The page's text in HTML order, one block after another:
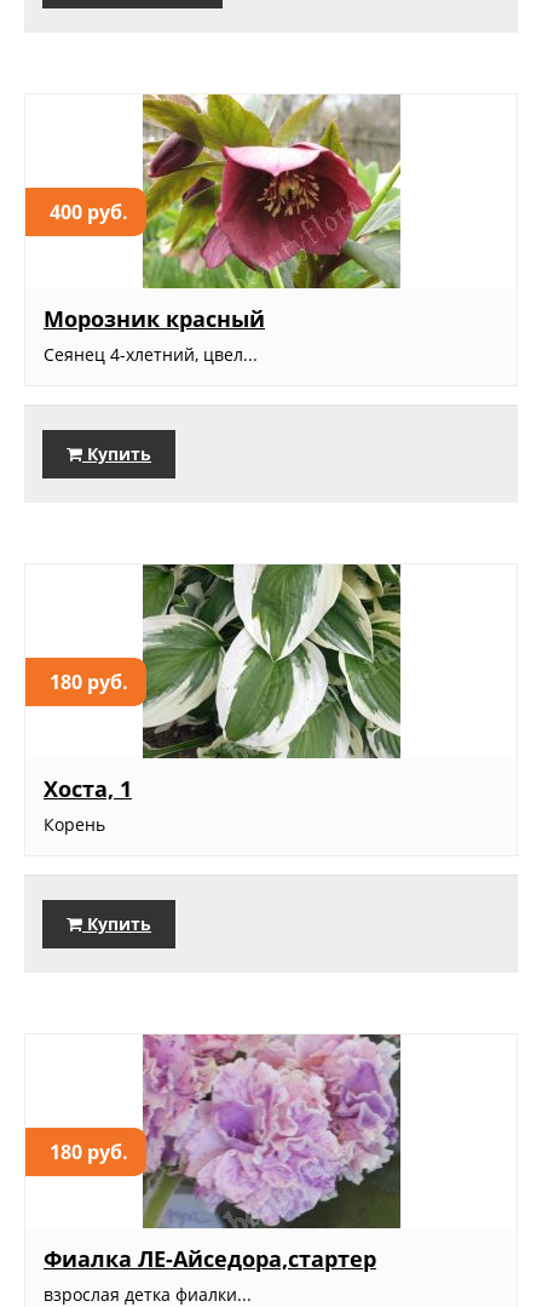
400 руб.
Морозник красный
Сеянец 4-хлетний, цвел...
Купить
180 руб.
Хоста, 1
Корень
Купить
180 руб.
Фиалка ЛЕ-Айседора,стартер
взрослая детка фиалки...